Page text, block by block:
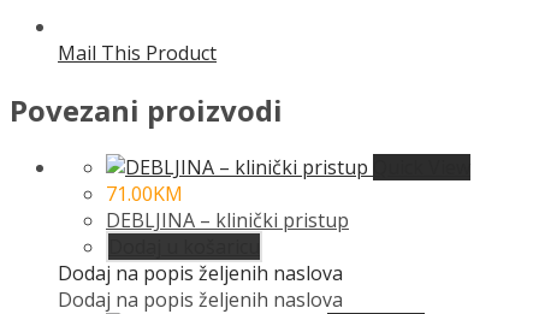
Mail This Product
Povezani proizvodi
71.00KM
DEBLJINA – klinički pristup
Dodaj na popis željenih naslova
Dodaj na popis željenih naslova